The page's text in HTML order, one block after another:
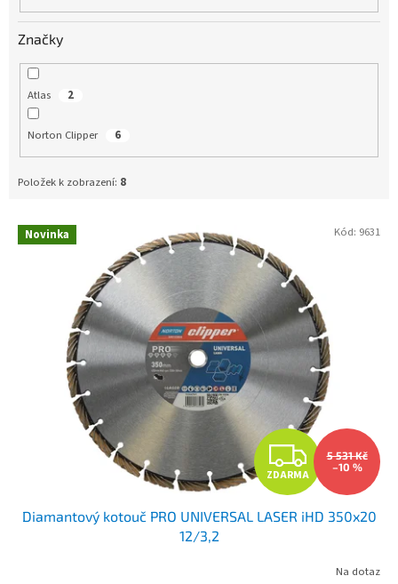
Značky
Atlas 2
Norton Clipper 6
Položek k zobrazení: 8
Novinka
Z
D
A
ZDARMA
5 531 Kč
–10 %
Diamantový kotouč PRO UNIVERSAL LASER iHD 350x20
12/3,2
Na dotaz
Kód: 9631